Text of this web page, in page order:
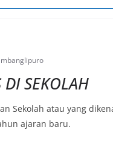
SEKOLAH
Sekolah atau yang
ajaran baru.